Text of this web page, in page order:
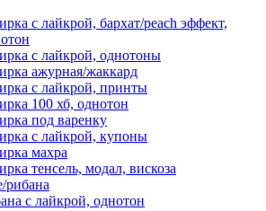
с лайкрой, бархат/peach эффект,
с лайкрой, однотоны
ажурная/жаккард
с лайкрой, принты
100 хб, однотон
под варенку
с лайкрой, купоны
махра
тенсель, модал, вискоза
рибана
с лайкрой, однотон